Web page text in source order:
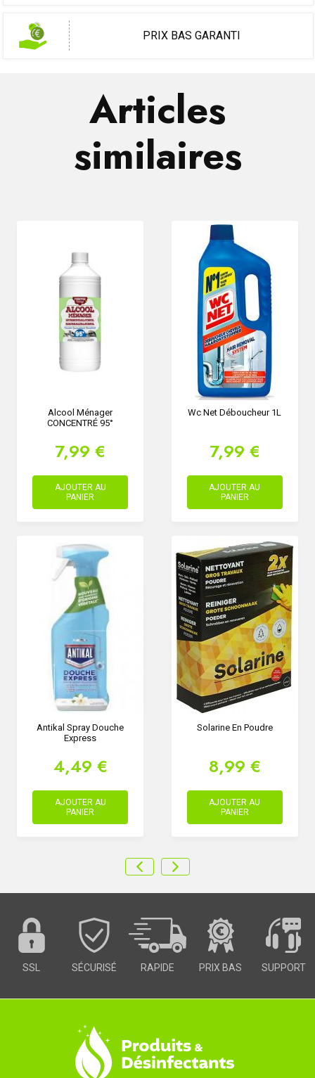
PRIX BAS GARANTI
Articles
similaires
Alcool Ménager
CONCENTRÉ 95°
7,99 €
AJOUTER AU
PANIER
Wc Net Déboucheur 1L
7,99 €
AJOUTER AU
PANIER
Antikal Spray Douche
Express
4,49 €
AJOUTER AU
PANIER
Solarine En Poudre
8,99 €
AJOUTER AU
PANIER
SSL SÉCURISÉ RAPIDE PRIX BAS SUPPORT